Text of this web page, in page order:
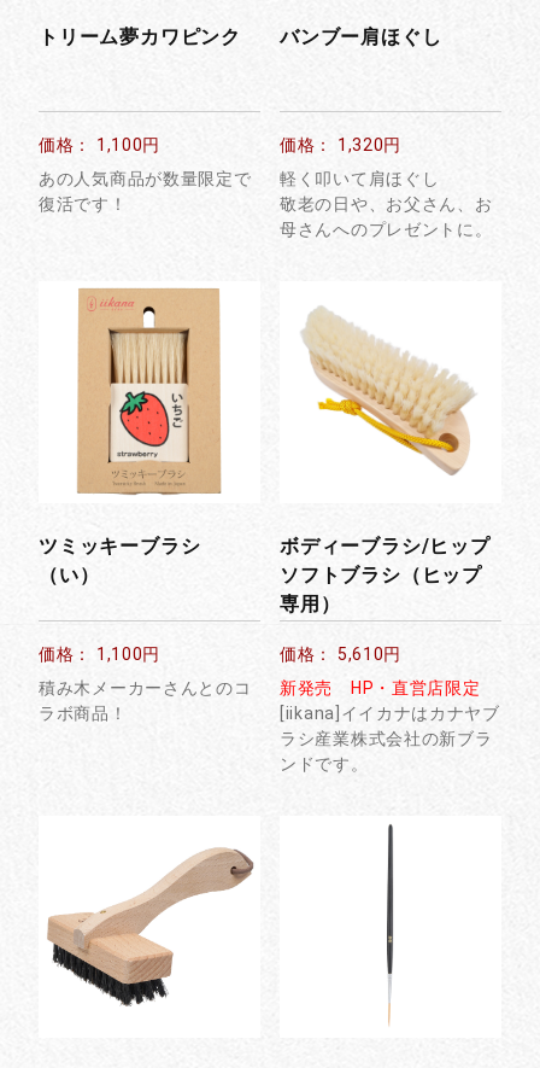
トリーム夢カワピンク
価格： 1,100円
あの人気商品が数量限定で
復活です！
バンブー肩ほぐし
価格： 1,320円
軽く叩いて肩ほぐし
敬老の日や、お父さん、お
母さんへのプレゼントに。
ツミッキーブラシ
（い）
価格： 1,100円
積み木メーカーさんとのコ
ラボ商品！
ボディーブラシ/ヒップ
ソフトブラシ（ヒップ
専用）
価格： 5,610円
新発売 HP・直営店限定
[iikana]イイカナはカナヤブ
ラシ産業株式会社の新ブラ
ンドです。